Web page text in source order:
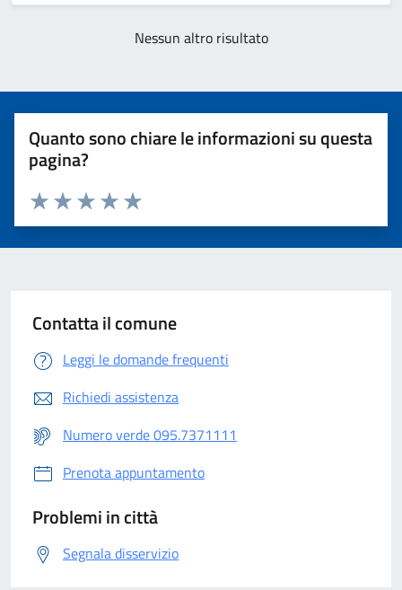
Nessun altro risultato
Quanto sono chiare le informazioni su questa
pagina?
Valuta 5 stelle su 5
Valuta 4 stelle su 5
Valuta 3 stelle su 5
Valuta 2 stelle su 5
Valuta 1 stelle su 5
Contatta il comune
Leggi le domande frequenti
Richiedi assistenza
Numero verde 095.7371111
Prenota appuntamento
Problemi in città
Segnala disservizio